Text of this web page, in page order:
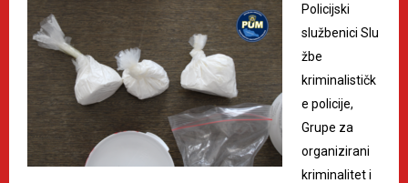
Policijski
službenici Slu
žbe
kriminalističk
e policije,
Grupe za
organizirani
kriminalitet i